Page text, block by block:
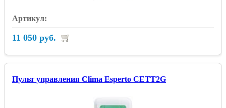
11 050 руб.
Пульт управления Clima Esperto CETT2G